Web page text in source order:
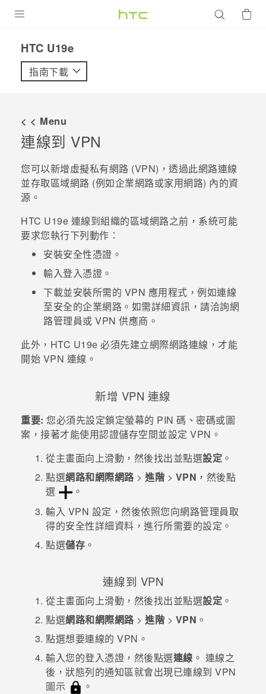
VIVE
配件
優惠專區
校園專案
企業採購
銷售通路
支援服務
HTC U19e‎
指南下載
< < Menu
連線到 VPN
您可以新增虛擬私有網路 (VPN)，透過此網路連線
並存取區域網路 (例如企業網路或家用網路) 內的資
源。
HTC U19e‍ 連線到組織的區域網路之前，系統可能
要求您執行下列動作：
安裝安全性憑證。
輸入登入憑證。
下載並安裝所需的 VPN 應用程式，例如連線
至安全的企業網路。如需詳細資訊，請洽詢網
路管理員或 VPN 供應商。
此外， HTC U19e‍ 必須先建立網際網路連線，才能
開始 VPN 連線。
新增 VPN 連線
重要: 您必須先設定鎖定螢幕的 PIN 碼、密碼或圖
案，接著才能使用認證儲存空間並設定 VPN。
從主畫面向上滑動，然後找出並點選設定 。
點選網路和網際網路> 進階 > VPN ，然後點
選
。
輸入 VPN 設定，然後依照您向網路管理員取
得的安全性詳細資料，進行所需要的設定。
點選儲存 。
連線到 VPN
從主畫面向上滑動，然後找出並點選設定 。
點選網路和網際網路> 進階 > VPN 。
點選想要連線的 VPN。
輸入您的登入憑證，然後點選連線 。 連線之
後，狀態列的通知區就會出現已連線到 VPN
圖示
。